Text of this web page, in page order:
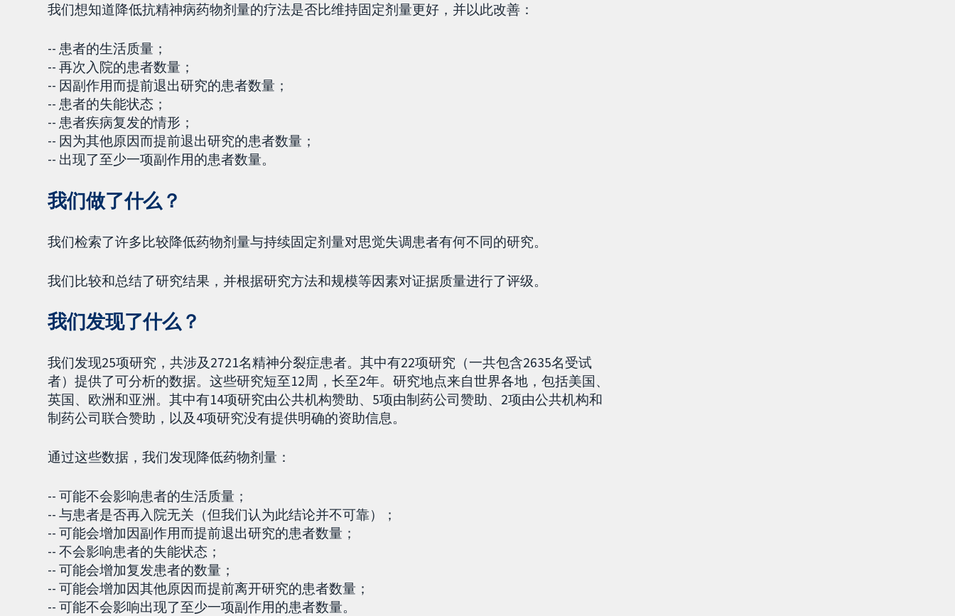
我们想知道降低抗精神病药物剂量的疗法是否比维持固定剂量更好，并以此改善：
-- 患者的生活质量；
-- 再次入院的患者数量；
-- 因副作用而提前退出研究的患者数量；
-- 患者的失能状态；
-- 患者疾病复发的情形；
-- 因为其他原因而提前退出研究的患者数量；
-- 出现了至少一项副作用的患者数量。
我们做了什么？
我们检索了许多比较降低药物剂量与持续固定剂量对思觉失调患者有何不同的研究。
我们比较和总结了研究结果，并根据研究方法和规模等因素对证据质量进行了评级。
我们发现了什么？
我们发现25项研究，共涉及2721名精神分裂症患者。其中有22项研究（一共包含2635名受试
者）提供了可分析的数据。这些研究短至12周，长至2年。研究地点来自世界各地，包括美国、
英国、欧洲和亚洲。其中有14项研究由公共机构赞助、5项由制药公司赞助、2项由公共机构和
制药公司联合赞助，以及4项研究没有提供明确的资助信息。
通过这些数据，我们发现降低药物剂量：
-- 可能不会影响患者的生活质量；
-- 与患者是否再入院无关（但我们认为此结论并不可靠）；
-- 可能会增加因副作用而提前退出研究的患者数量；
-- 不会影响患者的失能状态；
-- 可能会增加复发患者的数量；
-- 可能会增加因其他原因而提前离开研究的患者数量；
-- 可能不会影响出现了至少一项副作用的患者数量。